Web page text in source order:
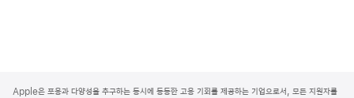
p
Apple은 포용과 다양성을 추구하는 동시에 동등한 고용 기회를 제공하는 기업으로서, 모든 지원자를